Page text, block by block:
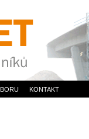
KONTAKT